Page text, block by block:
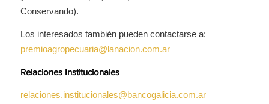
Conservando).
Los interesados también pueden contactarse a:
premioagropecuaria@lanacion.com.ar
Relaciones Institucionales
relaciones.institucionales@bancogalicia.com.ar